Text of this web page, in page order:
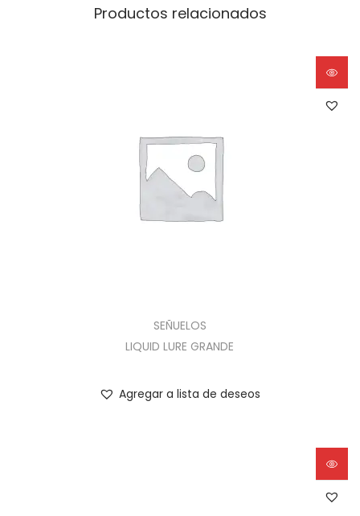
Productos relacionados
SEÑUELOS
LIQUID LURE GRANDE
Agregar a lista de deseos